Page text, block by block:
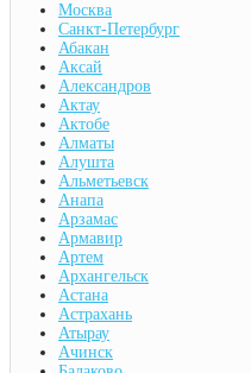
Москва
Санкт-Петербург
Абакан
Аксай
Александров
Актау
Актобе
Алматы
Алушта
Альметьевск
Анапа
Арзамас
Армавир
Артем
Архангельск
Астана
Астрахань
Атырау
Ачинск